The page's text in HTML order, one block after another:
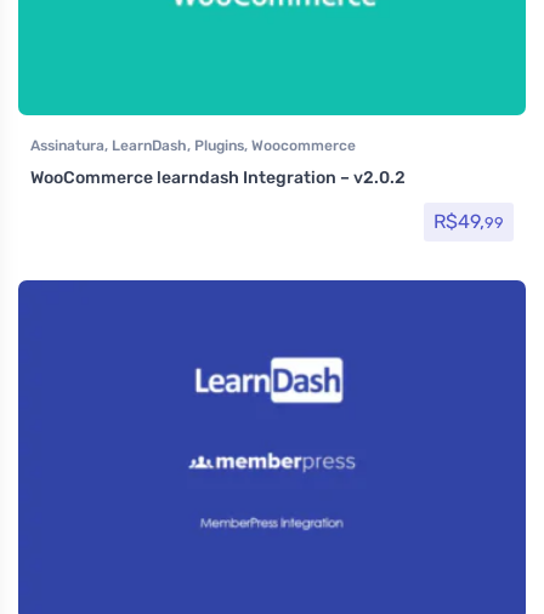
Assinatura, LearnDash, Plugins, Woocommerce
WooCommerce learndash Integration – v2.0.2
R$49,99